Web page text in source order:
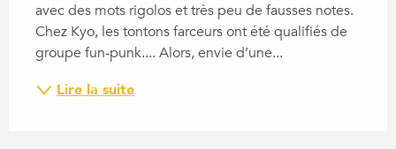
avec des mots rigolos et très peu de fausses notes.
Chez Kyo, les tontons farceurs ont été qualifiés de
groupe fun-punk.... Alors, envie d’une...
Lire la suite